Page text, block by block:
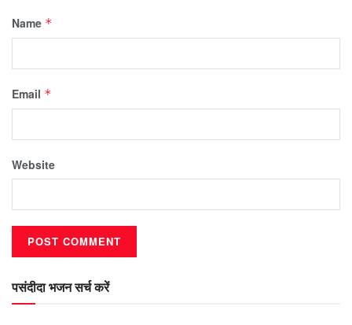
Name *
Email *
Website
पसंदीदा भजन सर्च करें